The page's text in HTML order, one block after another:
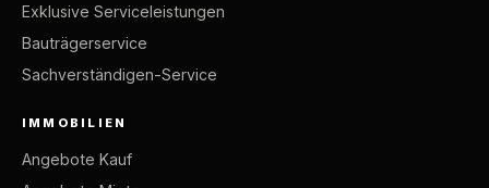
Exklusive Serviceleistungen
Bauträgerservice
Sachverständigen-Service
IMMOBILIEN
Angebote Kauf